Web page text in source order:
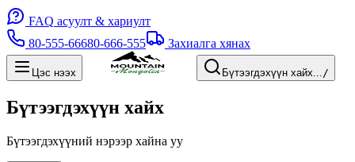
FAQ асуулт & хариулт
80-555-66680-666-555 Захиалга хянах
Цэс нээх Бүтээгдэхүүн хайх.../
Бүтээгдэхүүн хайх
Бүтээгдэхүүний нэрээр хайна уу